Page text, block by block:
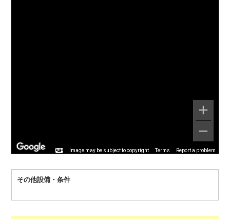
Image may be subject to copyright Terms Report a problem
その他設備・条件